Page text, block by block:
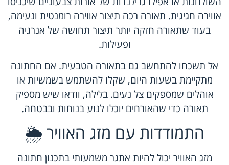
אווירה חגיגית. תאורה רכה תיצור אווירה רומנטית ונעימה,
בעוד שתאורה חזקה יותר תיצור תחושה של אנרגיה
ופעילות.
אל תשכחו להתחשב גם בתאורה הטבעית. אם החתונה
מתקיימת בשעות היום, שקלו להשתמש בשמשיות או
אוהלים שמספקים צל נעים. בלילה, וודאו שיש מספיק
תאורה כדי שהאורחים יוכלו לנוע בנוחות ובבטחה.
התמודדות עם מזג האוויר 🌦️
מזג האוויר יכול להיות אתגר משמעותי בתכנון חתונה